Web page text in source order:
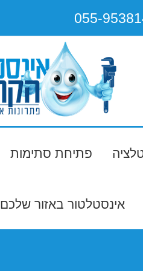
פתיחת סתימות
אינסטלטור באזור שלכם